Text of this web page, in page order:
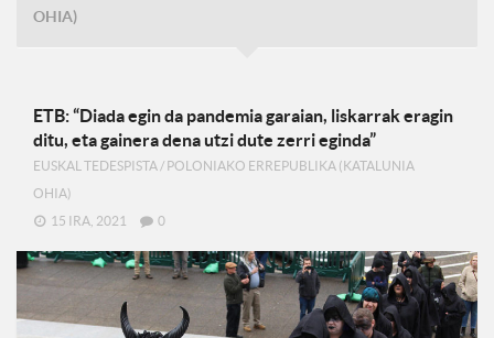
OHIA)
ETB: “Diada egin da pandemia garaian, liskarrak eragin
ditu, eta gainera dena utzi dute zerri eginda”
EUSKAL TEDESPISTA / POLONIAKO ERREPUBLIKA (KATALUNIA
OHIA)
15 IRA, 2021
0